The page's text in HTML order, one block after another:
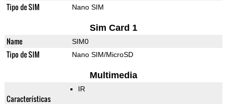
Tipo de SIM Nano SIM
Sim Card 1
Name SIM0
Tipo de SIM Nano SIM/MicroSD
Multimedia
Características
IR